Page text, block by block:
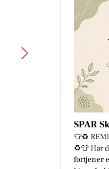
SPAR
👕♻️
♻️👕 Har
fortjener